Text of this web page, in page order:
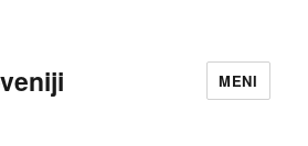
MENI